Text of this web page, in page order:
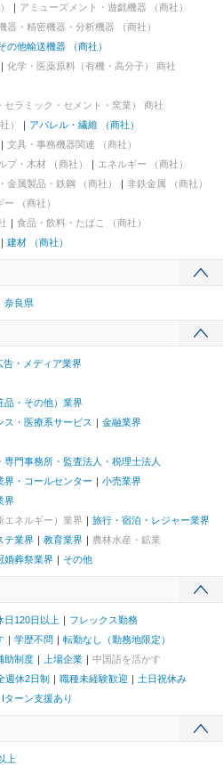
アミューズメント・遊戯機器 （商社）
器・精密機器・分析機器 （商社）
の他輸送機器 （商社）
化学・医薬原料（有機・高分子） 商社
ラミック・セメント・窯業） 商社
）
アパレル・繊維 （商社）
文具・事務機器関連 （商社）
プ・木材 （商社）
エネルギー （商社）
金属製品・鉄鋼 （商社）
非鉄金属 （商社）
（商社）
食品・飲料・たばこ （商社）
建材 （商社）
奈良県
告・メディア業界
品・その他）業界
・医療系サービス
金融業界
門事務所・監査法人・税理士法人
界・コールセンター
小売業界
界
エネルギー）業界
旅行・宿泊・レジャー業界
テ業界 教育業界
農林水産・鉱業
婚葬祭業界 その他
日120日以上
フレックス勤務
学歴不問
転勤なし（勤務地限定）
助制度 上場企業
中国語を活かす
週休2日制 職種未経験歓迎
土日祝休み
ターン支援あり
上